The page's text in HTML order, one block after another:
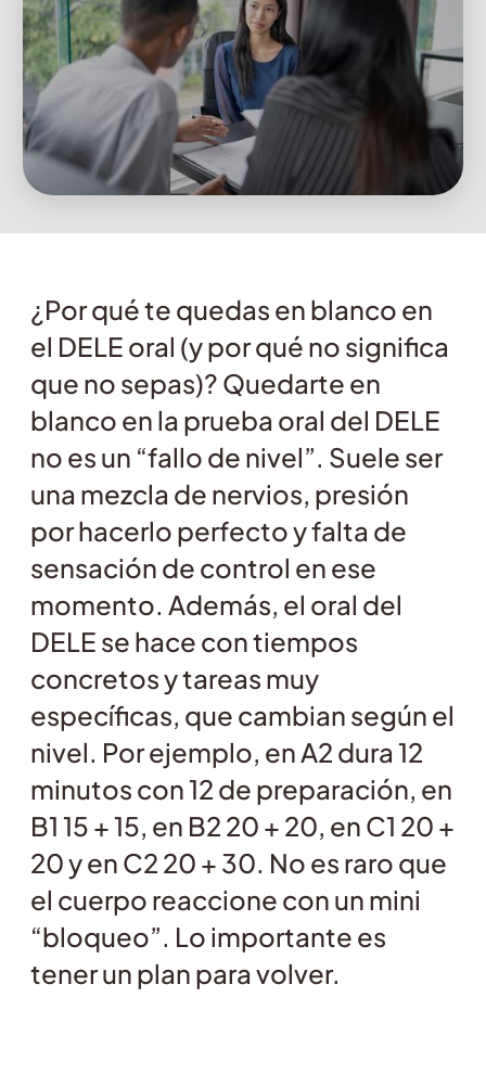
¿Por qué te quedas en blanco en
el DELE oral (y por qué no significa
que no sepas)? Quedarte en
blanco en la prueba oral del DELE
no es un “fallo de nivel”. Suele ser
una mezcla de nervios, presión
por hacerlo perfecto y falta de
sensación de control en ese
momento. Además, el oral del
DELE se hace con tiempos
concretos y tareas muy
específicas, que cambian según el
nivel. Por ejemplo, en A2 dura 12
minutos con 12 de preparación, en
B1 15 + 15, en B2 20 + 20, en C1 20 +
20 y en C2 20 + 30. No es raro que
el cuerpo reaccione con un mini
“bloqueo”. Lo importante es
tener un plan para volver.